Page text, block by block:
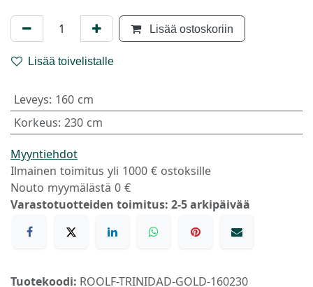
Lisää ostoskoriin
Lisää toivelistalle
Leveys: 160 cm
Korkeus: 230 cm
Myyntiehdot
Ilmainen toimitus yli 1000 € ostoksille
Nouto myymälästä 0 €
Varastotuotteiden toimitus: 2-5 arkipäivää
Tuotekoodi: ROOLF-TRINIDAD-GOLD-160230